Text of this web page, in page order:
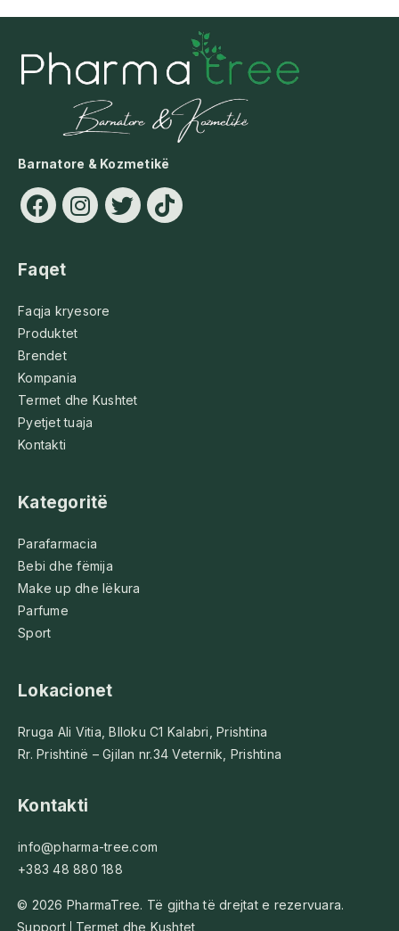
Barnatore & Kozmetikë
Faqet
Faqja kryesore
Produktet
Brendet
Kompania
Termet dhe Kushtet
Pyetjet tuaja
Kontakti
Kategoritë
Parafarmacia
Bebi dhe fëmija
Make up dhe lëkura
Parfume
Sport
Lokacionet
Rruga Ali Vitia, Blloku C1 Kalabri, Prishtina
Rr. Prishtinë – Gjilan nr.34 Veternik, Prishtina
Kontakti
info@pharma-tree.com
+383 48 880 188
© 2026 PharmaTree. Të gjitha të drejtat e rezervuara.
Support
Termet dhe Kushtet